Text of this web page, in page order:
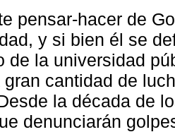
pensar-hacer de
y si bien él se
de la universidad
gran cantidad de
la década de
denunciarán